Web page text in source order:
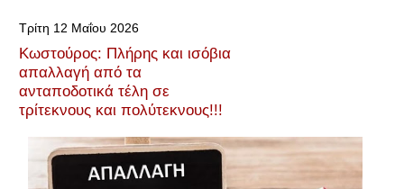
Τρίτη 12 Μαΐου 2026
Κωστούρος: Πλήρης και ισόβια
απαλλαγή από τα
ανταποδοτικά τέλη σε
τρίτεκνους και πολύτεκνους!!!